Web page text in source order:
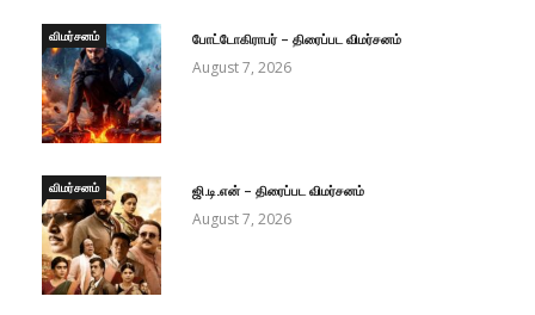
விமர்சனம் போட்டோகிராபர் – திரைப்பட விமர்சனம்
August 7, 2026
விமர்சனம் ஜி.டி.என் – திரைப்பட விமர்சனம்
August 7, 2026